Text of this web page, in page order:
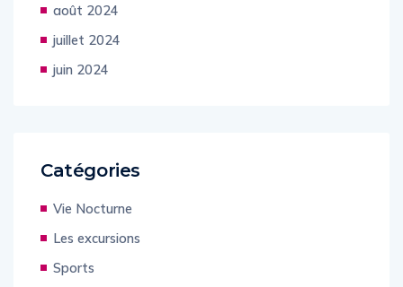
août 2024
juillet 2024
juin 2024
Catégories
Vie Nocturne
Les excursions
Sports